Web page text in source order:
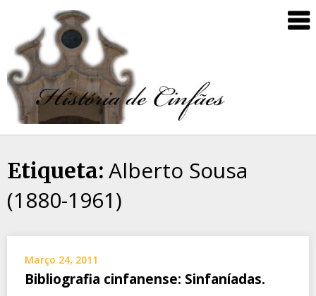
Etiqueta: Alberto Sousa
(1880-1961)
Março 24, 2011
Bibliografia cinfanense: Sinfaníadas.